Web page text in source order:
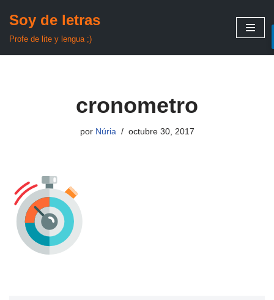
Soy de letras
Profe de lite y lengua ;)
cronometro
por Núria octubre 30, 2017